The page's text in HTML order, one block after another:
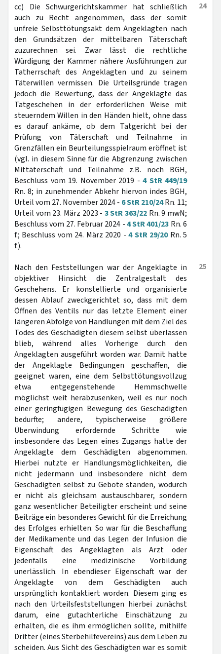
24
cc) Die Schwurgerichtskammer hat schließlich
auch zu Recht angenommen, dass der somit
unfreie Selbsttötungsakt dem Angeklagten nach
den Grundsätzen der mittelbaren Täterschaft
zuzurechnen sei. Zwar lässt die rechtliche
Würdigung der Kammer nähere Ausführungen zur
Tatherrschaft des Angeklagten und zu seinem
Täterwillen vermissen. Die Urteilsgründe tragen
jedoch die Bewertung, dass der Angeklagte das
Tatgeschehen in der erforderlichen Weise mit
steuerndem Willen in den Händen hielt, ohne dass
es darauf ankäme, ob dem Tatgericht bei der
Prüfung von Täterschaft und Teilnahme in
Grenzfällen ein Beurteilungsspielraum eröffnet ist
(vgl. in diesem Sinne für die Abgrenzung zwischen
Mittäterschaft und Teilnahme z.B. noch BGH,
Beschluss vom 19. November 2019 - 4 StR 449/19
Rn. 8; in zunehmender Abkehr hiervon indes BGH,
Urteil vom 27. November 2024 - 6 StR 210/24Rn. 11;
Urteil vom 23. März 2023 - 3 StR 363/22 Rn. 9 mwN;
Beschluss vom 27. Februar 2024 -4 StR 401/23 Rn. 6
f.; Beschluss vom 24. März 2020 -4 StR 29/20Rn. 5
f.).
25
Nach den Feststellungen war der Angeklagte in
objektiver Hinsicht die Zentralgestalt des
Geschehens. Er konstellierte und organisierte
dessen Ablauf zweckgerichtet so, dass mit dem
Öffnen des Ventils nur das letzte Element einer
längeren Abfolge von Handlungen mit dem Ziel des
Todes des Geschädigten diesem selbst überlassen
blieb, während alles Vorherige durch den
Angeklagten ausgeführt worden war. Damit hatte
der Angeklagte Bedingungen geschaffen, die
geeignet waren, eine dem Selbsttötungsvollzug
etwa entgegenstehende Hemmschwelle
möglichst weit herabzusenken, weil es nur noch
einer geringfügigen Bewegung des Geschädigten
bedurfte; andere, typischerweise größere
Überwindung erfordernde Schritte wie
insbesondere das Legen eines Zugangs hatte der
Angeklagte dem Geschädigten abgenommen.
Hierbei nutzte er Handlungsmöglichkeiten, die
nicht jedermann und insbesondere nicht dem
Geschädigten selbst zu Gebote standen, wodurch
er nicht als gleichsam austauschbarer, sondern
ganz wesentlicher Beteiligter erscheint und seine
Beiträge ein besonderes Gewicht für die Erreichung
des Erfolges erhielten. So war für die Beschaffung
der Medikamente und das Legen der Infusion die
Eigenschaft des Angeklagten als Arzt oder
jedenfalls eine medizinische Vorbildung
unerlässlich. In ebendieser Eigenschaft war der
Angeklagte von dem Geschädigten auch
ursprünglich kontaktiert worden. Diesem ging es
nach den Urteilsfeststellungen hierbei zunächst
darum, eine gutachterliche Einschätzung zu
erhalten, die es ihm ermöglichen sollte, mithilfe
Dritter (eines Sterbehilfevereins) aus dem Leben zu
scheiden. Aus Sicht des Geschädigten war es somit